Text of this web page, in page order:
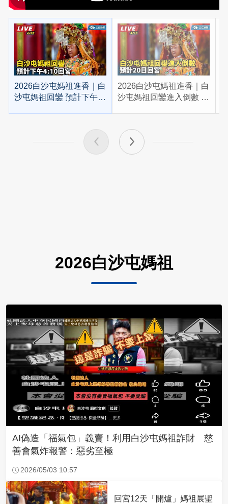
2026白沙屯媽祖進香｜白
沙屯媽祖回鑾 預計下午
2026白沙屯媽祖進香｜白
沙屯媽祖回鑾進入倒數 預
2026白沙屯媽祖
AI偽造「福氣包」義賣！利用白沙屯媽祖詐財 慈
善會氣炸報警：惡劣至極
2026/05/03 10:57
回宮12天「開爐」媽祖展聖